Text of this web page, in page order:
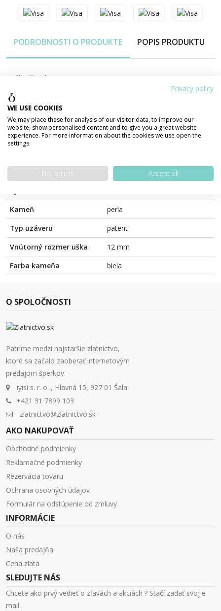
PODROBNOSTI O PRODUKTE POPIS PRODUKTU
Váha šperku
Výška
Šírka
7 mm
Materiál
ZLATO 585/1000 14 karátov
Kameň
perla
Typ uzáveru
patent
Vnútorný rozmer uška
12 mm
Farba kameňa
biela
O SPOLOČNOSTI
Patríme medzi najstaršie zlatníctvo,
ktoré sa začalo zaoberať internetovým
predajom šperkov.
iyisi s. r. o. , Hlavná 15, 927 01 Šala
+421 31 7899 103
zlatnictvo@zlatnictvo.sk
AKO NAKUPOVAŤ
Obchodné podmienky
Reklamačné podmienky
Rezervácia tovaru
Ochrana osobných údajov
Formulár na odstúpenie od zmluvy
INFORMÁCIE
O nás
Naša predajňa
Cena zlata
SLEDUJTE NÁS
Chcete ako prvý vedieť o zľavách a akciách ? Stačí zadať svoj e-
mail.
Privacy policy
WE USE COOKIES
We may place these for analysis of our visitor data, to improve our
website, show personalised content and to give you a great website
experience. For more information about the cookies we use open the
settings.
No, adjust Accept all